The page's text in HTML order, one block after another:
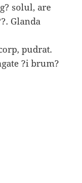
solul, are
Glanda
pudrat.
?i brum?